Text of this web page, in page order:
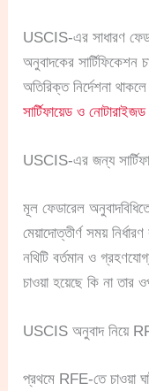
USCIS-এর সাধারণ
অনুবাদকের সার্টিফিকেশন
অতিরিক্ত নির্দেশনা
সার্টিফায়েড ও নোটারাইজড
USCIS-এর জন্য
মূল ফেডারেল
মেয়াদোত্তীর্ণ সময়
নথিটি বর্তমান ও
চাওয়া হয়েছে কি না তার
USCIS অনুবাদ নিয়ে
প্রথমে RFE-তে চাওয়া